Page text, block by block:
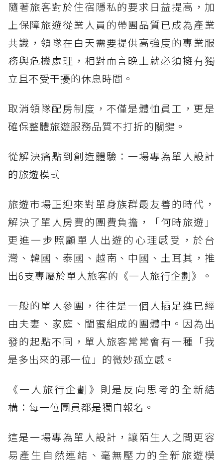
隨著旅客對於住宿隱私的要求日益提高，加
上保障旅遊從業人員的帶團品質已成為產業
共識，領隊在白天需要提供高強度的專業服
務與危機處理，相對而言晚上就必須擁有獨
立且不受干擾的休息時間。
取消領隊配房制度，不僅是體恤員工，更是
確保整體旅遊服務品質不打折的關鍵。
從解決痛點到創造體驗：一場專為單人設計
的旅遊模式
旅遊市場正迎來對單身族群最友善的時代，
解決了單人房費的團費負擔，「何時旅遊」
更進一步照顧單人出遊的心理感受，於台
灣、韓國、泰國、越南、中國、土耳其，推
出6支專屬於單人旅客的《一人旅行企劃》。
一般的單人參團，往往是一個人插足進已經
由夫妻、家庭、閨蜜組成的團體中。因為出
發的起點不同，單人旅客常常會有一種「我
是多出來的那一位」的微妙孤立感。
《一人旅行企劃》則是反向思考的全新結
構：每一位團員都是獨自報名。
這是一場專為單人設計，讓陌生人之間更容
易產生自然連結、毫無壓力的全新旅遊模